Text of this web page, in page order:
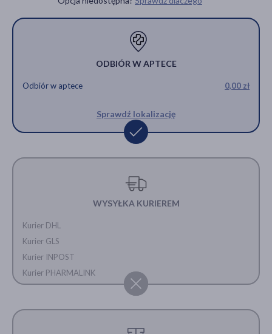
ODBIÓR W APTECE
Odbiór w aptece 0,00 zł
Sprawdź lokalizację
WYSYŁKA KURIEREM
Kurier DHL
Kurier GLS
Kurier INPOST
Kurier PHARMALINK